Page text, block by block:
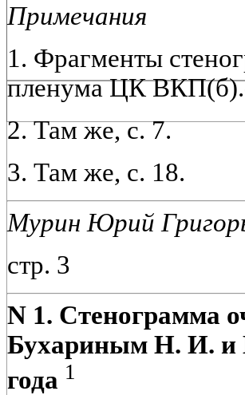
Примечания
1. Фрагменты
пленума ЦК
2. Там же, с. 7.
3. Там же, с. 18.
Мурин Юрий
стр. 3
N 1. Стенограмма
Бухариным Н. И. и
года 1